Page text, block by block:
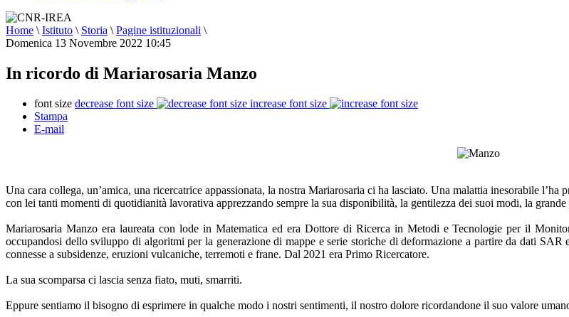
Home \ Istituto \ Storia \ Pagine istituzionali \
Domenica 13 Novembre 2022 10:45
In ricordo di Mariarosaria Manzo
font size decrease font size
increase font size
Stampa
E-mail
Una cara collega, un’amica, una ricercatrice appassionata, la nostra Mariarosaria ci ha lasciato. Una malattia inesorabile
con lei tanti momenti di quotidianità lavorativa apprezzando sempre la sua disponibilità, la gentilezza dei suoi modi, la grande
Mariarosaria Manzo era laureata con lode in Matematica ed era Dottore di Ricerca in Metodi e Tecnologie per il
occupandosi dello sviluppo di algoritmi per la generazione di mappe e serie storiche di deformazione a partire da dati
connesse a subsidenze, eruzioni vulcaniche, terremoti e frane. Dal 2021 era Primo Ricercatore.
La sua scomparsa ci lascia senza fiato, muti, smarriti.
Eppure sentiamo il bisogno di esprimere in qualche modo i nostri sentimenti, il nostro dolore ricordandone il suo valore